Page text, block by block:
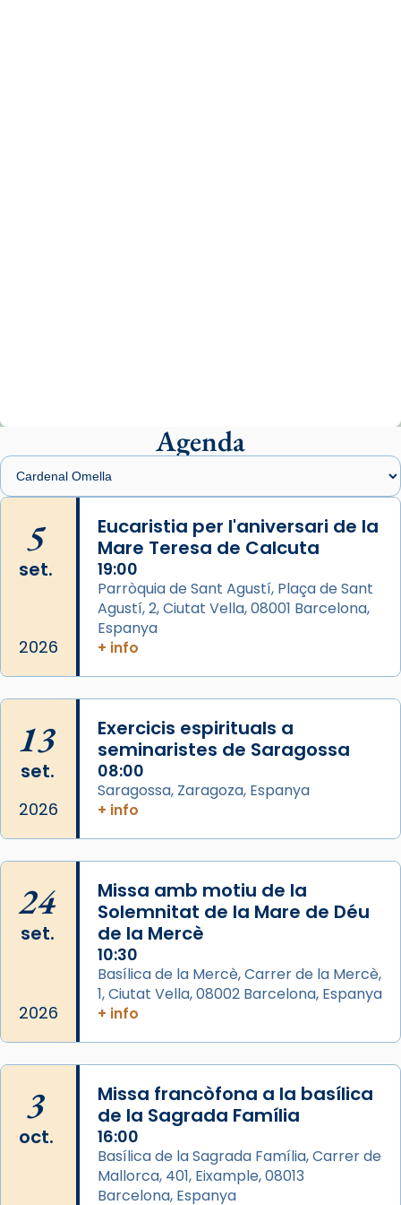
presidit aquest 27 de juliol la missa de Les
Santes de Mataró.
🔗
📸 J. Merino
Photo
View on Facebook ·
Arquebisbat de Barcelona
de Barcelona.
2 weeks ago
comitè organitzador de la visita apostòlica
del Sant Pare Lleó XIV a Barcelona, i als
col·laboradors, a la Catedral de Barcelona.
L’arquebisbe de Barcelona, el cardenal Joan
📸 Dr. G. Simón
Photo
View on Facebook ·
Arquebisbat de Barcelona
Memòria de les santes Juliana i
Semproniana, verges i màrtirs.
Acompanyant la història de sant Cugat, a
partir de l’Edat Mitjana sorgeix la tradició
que les santes Juliana (“relatiu a Júlia”) i
Semproniana (“relatiu a Semprònia =
Agenda
5
set.
2026
Eucaristia per l'aniversari de la
Mare Teresa de Calcuta
19:00
Parròquia de Sant Agustí, Plaça de Sant
Agustí, 2, Ciutat Vella, 08001 Barcelona,
Espanya
+ info
13
set.
2026
Exercicis espirituals a
seminaristes de Saragossa
08:00
Saragossa, Zaragoza, Espanya
+ info
24
set.
2026
Missa amb motiu de la
Solemnitat de la Mare de Déu
de la Mercè
10:30
Basílica de la Mercè, Carrer de la Mercè,
1, Ciutat Vella, 08002 Barcelona, Espanya
+ info
3
oct.
Missa francòfona a la basílica
de la Sagrada Família
16:00
Basílica de la Sagrada Família, Carrer de
Mallorca, 401, Eixample, 08013
Barcelona, Espanya